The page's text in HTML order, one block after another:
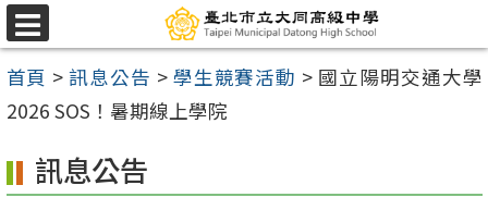
跳
至
主
要
容
選
單
首頁 >訊息公告 > 學生競賽活動 > 國立陽明交通大學
2026 SOS！暑期線上學院
訊息公告